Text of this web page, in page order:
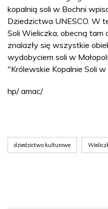
kopalnią soli w Bochni
Dziedzictwa UNESCO. W
Soli Wieliczka, obecną tam
znalazły się wszystkie
wydobyciem soli w
"Królewskie Kopalnie Soli
hp/ amac/
dziedzictwo kulturowe